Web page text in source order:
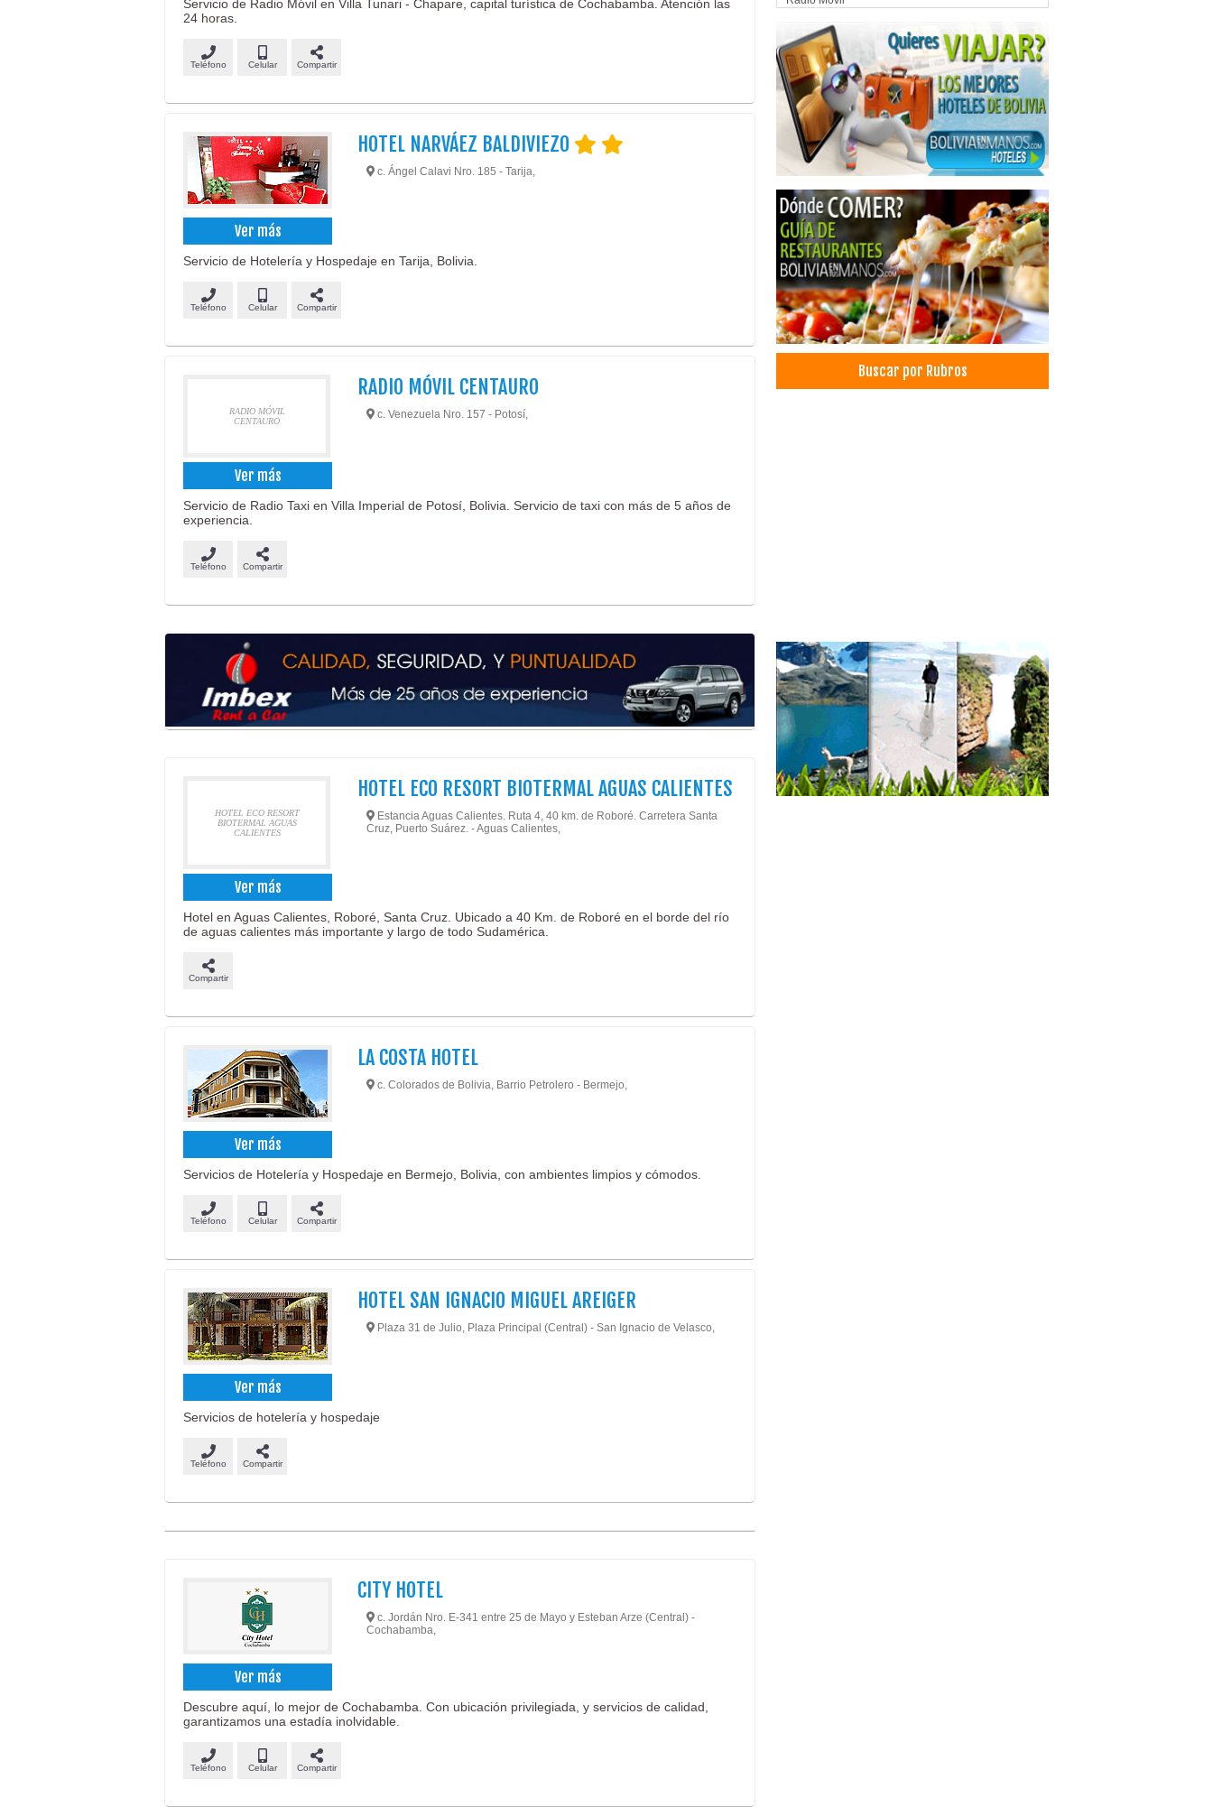
Servicio de Radio Móvil en Villa Tunari - Chapare, capital turística de Cochabamba. Atención las
24 horas.
Teléfono Celular Compartir
Ver más
HOTEL NARVÁEZ BALDIVIEZO
c. Ángel Calavi Nro. 185 - Tarija,
Servicio de Hotelería y Hospedaje en Tarija, Bolivia.
Teléfono Celular Compartir
RADIO MÓVIL
CENTAURO
Ver más
RADIO MÓVIL CENTAURO
c. Venezuela Nro. 157 - Potosí,
Servicio de Radio Taxi en Villa Imperial de Potosí, Bolivia. Servicio de taxi con más de 5 años de
experiencia.
Teléfono Compartir
HOTEL ECO RESORT
BIOTERMAL AGUAS
CALIENTES
Ver más
HOTEL ECO RESORT BIOTERMAL AGUAS CALIENTES
Estancia Aguas Calientes. Ruta 4, 40 km. de Roboré. Carretera Santa
Cruz, Puerto Suárez. - Aguas Calientes,
Hotel en Aguas Calientes, Roboré, Santa Cruz. Ubicado a 40 Km. de Roboré en el borde del río
de aguas calientes más importante y largo de todo Sudamérica.
Compartir
Ver más
LA COSTA HOTEL
c. Colorados de Bolivia, Barrio Petrolero - Bermejo,
Servicios de Hotelería y Hospedaje en Bermejo, Bolivia, con ambientes limpios y cómodos.
Teléfono Celular Compartir
Ver más
HOTEL SAN IGNACIO MIGUEL AREIGER
Plaza 31 de Julio, Plaza Principal (Central) - San Ignacio de Velasco,
Servicios de hotelería y hospedaje
Teléfono Compartir
Ver más
CITY HOTEL
c. Jordán Nro. E-341 entre 25 de Mayo y Esteban Arze (Central) -
Cochabamba,
Descubre aquí, lo mejor de Cochabamba. Con ubicación privilegiada, y servicios de calidad,
garantizamos una estadía inolvidable.
Teléfono Celular Compartir
Aguas termales
Hoteles Resort
Restaurantes
Hospedajes
Buscar por Rubros